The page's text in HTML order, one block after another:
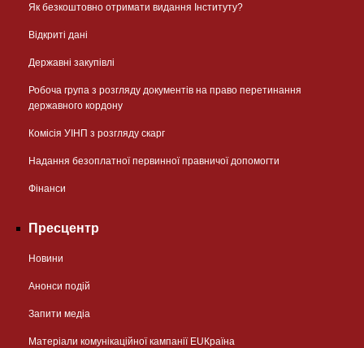
Як безкоштовно отримати видання Інституту?
Відкриті дані
Державні закупівлі
Робоча група з розгляду документів на право перетинання
державного кордону
Комісія УІНП з розгляду скарг
Надання безоплатної первинної правничої допомогти
Фінанси
Пресцентр
Новини
Анонси подій
Запити медіа
Матеріали комунікаційної кампанії EUКраїна